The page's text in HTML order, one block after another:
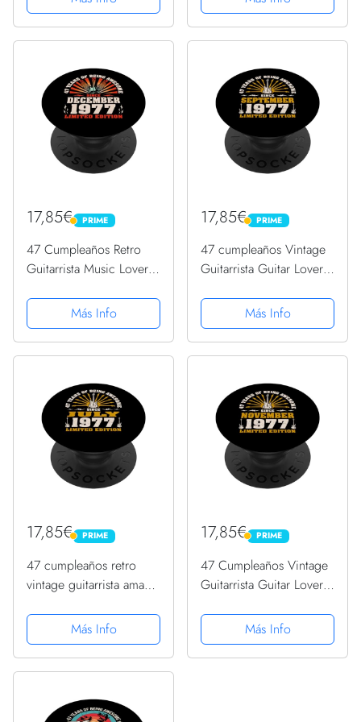
Intercambiable
Intercambiable
17,85€ PRIME
PRIME
47 Cumpleaños Retro
Guitarrista Music Lover
PopSockets PopGrip
Intercambiable
Más Info
17,85€ PRIME
PRIME
47 cumpleaños Vintage
Guitarrista Guitar Lovers
PopSockets PopGrip
Intercambiable
Más Info
17,85€ PRIME
PRIME
47 cumpleaños retro
vintage guitarrista amante
PopSockets PopGrip
Intercambiable
Más Info
17,85€ PRIME
PRIME
47 Cumpleaños Vintage
Guitarrista Guitar Lovers
PopSockets PopGrip
Intercambiable
Más Info